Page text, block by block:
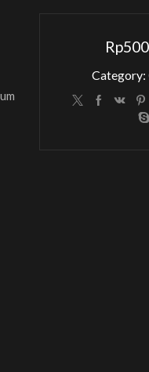
Rp
Category: